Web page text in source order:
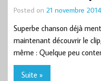
Posted on 21 novembre 2014
Superbe chanson déjà
maintenant découvrir le
même : Quelque peu
Suite »